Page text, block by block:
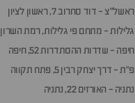
ראשל״צ - דוד סחרוב 7, ראשון לציון
גלילות - מתחם פי גלילות, רמת השרון
חיפה - שדרות ההסתדרות 52, חיפה
פ״ת - דרך יצחק רבין 5, פתח תקווה
נתניה - האורזים 22, נתניה